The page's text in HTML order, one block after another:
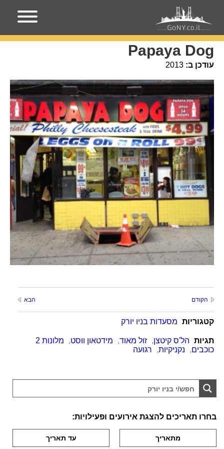
עמוד הבית מקומות בניו-יורק
Papaya Dog
עודכן ב: 2013
הקודם הבא
קטגוריות מסעדות בניו יורק
תגיות הל'ס קיטצן, זול מאוד, מידטאון ווסט,
מלונות 2
כוכבים, נקניקיות, רגועה
בחרו תאריכים להצגת אירועים ופעילויות: